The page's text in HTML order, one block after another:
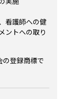
看護師への健
ントへの取り
登録商標で